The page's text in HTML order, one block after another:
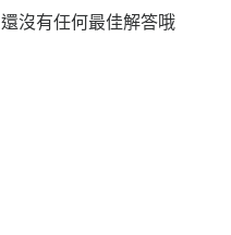
還沒有任何最佳解答哦